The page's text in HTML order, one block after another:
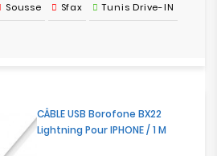
Sousse Sfax Tunis Drive-IN
CÂBLE USB Borofone BX22
Lightning Pour IPHONE / 1 M